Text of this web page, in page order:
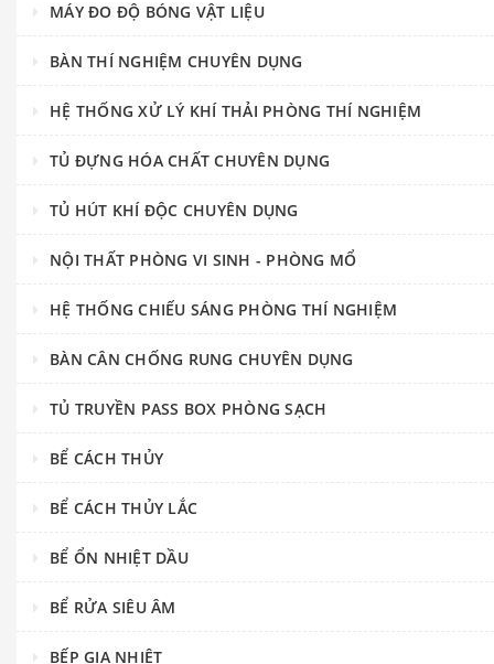
MÁY ĐO ĐỘ BÓNG VẬT LIỆU
BÀN THÍ NGHIỆM CHUYÊN DỤNG
HỆ THỐNG XỬ LÝ KHÍ THẢI PHÒNG THÍ NGHIỆM
TỦ ĐỰNG HÓA CHẤT CHUYÊN DỤNG
TỦ HÚT KHÍ ĐỘC CHUYÊN DỤNG
NỘI THẤT PHÒNG VI SINH - PHÒNG MỔ
HỆ THỐNG CHIẾU SÁNG PHÒNG THÍ NGHIỆM
BÀN CÂN CHỐNG RUNG CHUYÊN DỤNG
TỦ TRUYỀN PASS BOX PHÒNG SẠCH
BỂ CÁCH THỦY
BỂ CÁCH THỦY LẮC
BỂ ỔN NHIỆT DẦU
BỂ RỬA SIÊU ÂM
BẾP GIA NHIỆT